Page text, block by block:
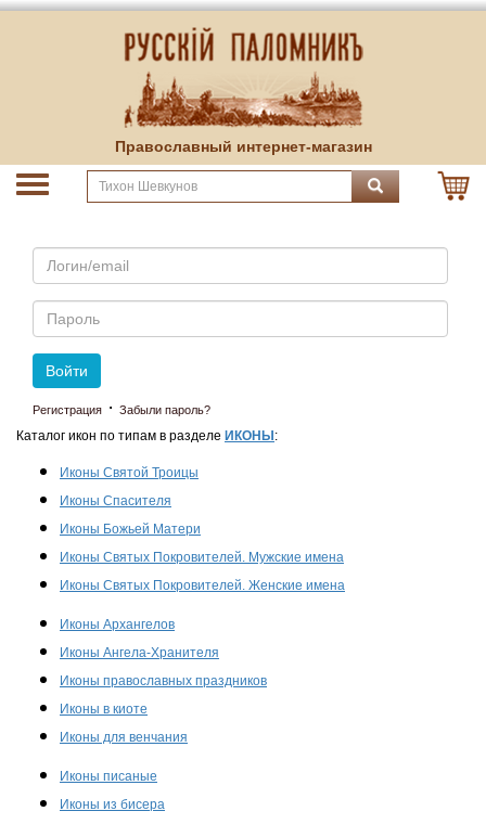
Православный интернет-магазин
Email
Пароль
Войти
Регистрация · Забыли пароль?
Каталог икон по типам в разделе ИКОНЫ :
Иконы Святой Троицы
Иконы Спасителя
Иконы Божьей Матери
Иконы Святых Покровителей. Мужские имена
Иконы Святых Покровителей. Женские имена
Иконы Архангелов
Иконы Ангела-Хранителя
Иконы православных праздников
Иконы в киоте
Иконы для венчания
Иконы писаные
Иконы из бисера